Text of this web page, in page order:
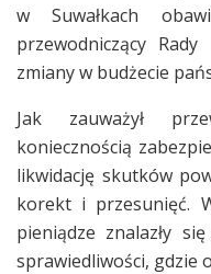
w Suwałkach
przewodniczący
zmiany w budżecie
Jak zauważył
koniecznością
likwidację skutków
korekt i przesunięć.
pieniądze znalazły
sprawiedliwości, gdzie